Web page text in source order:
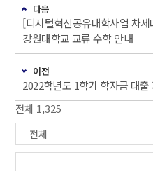
다음
[디지털혁신공유대학사업 차
강원대학교 교류 수학 안내
이전
2022학년도 1학기 학자금 대출
전체 1,325